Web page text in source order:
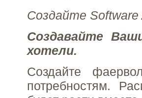
Создайте Software
Создавайте
хотели.
Создайте
потребностям.